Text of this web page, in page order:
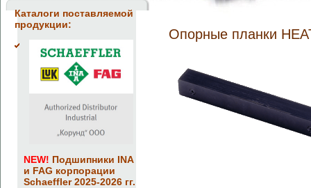
Каталоги поставляемой
продукции:
NEW! Подшипники INA
и FAG корпорации
Schaeffler 2025-2026 гг.
Опорные планки